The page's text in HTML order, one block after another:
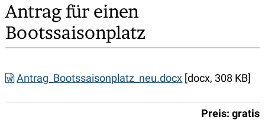
Antrag für einen
Bootssaisonplatz
Antrag_Bootssaisonplatz_neu.docx [docx, 308 KB]
Preis: gratis